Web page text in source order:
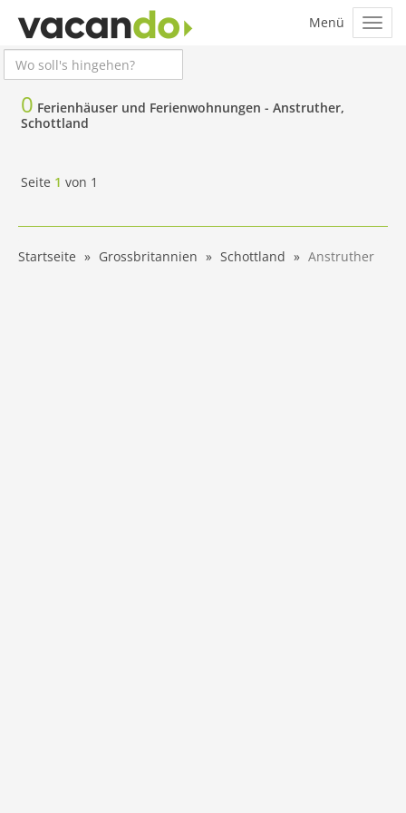
0 Ferienhäuser und Ferienwohnungen - Anstruther,
Schottland
Seite 1 von 1
Startseite Grossbritannien Schottland Anstruther